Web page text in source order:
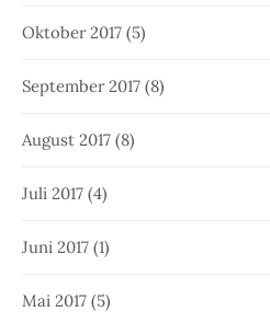
Oktober 2017 (5)
September 2017 (8)
August 2017 (8)
Juli 2017 (4)
Juni 2017 (1)
Mai 2017 (5)